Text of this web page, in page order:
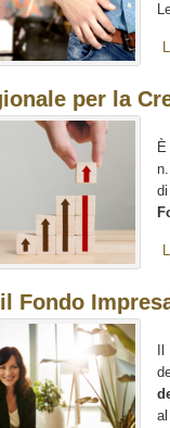
per la
Fondo